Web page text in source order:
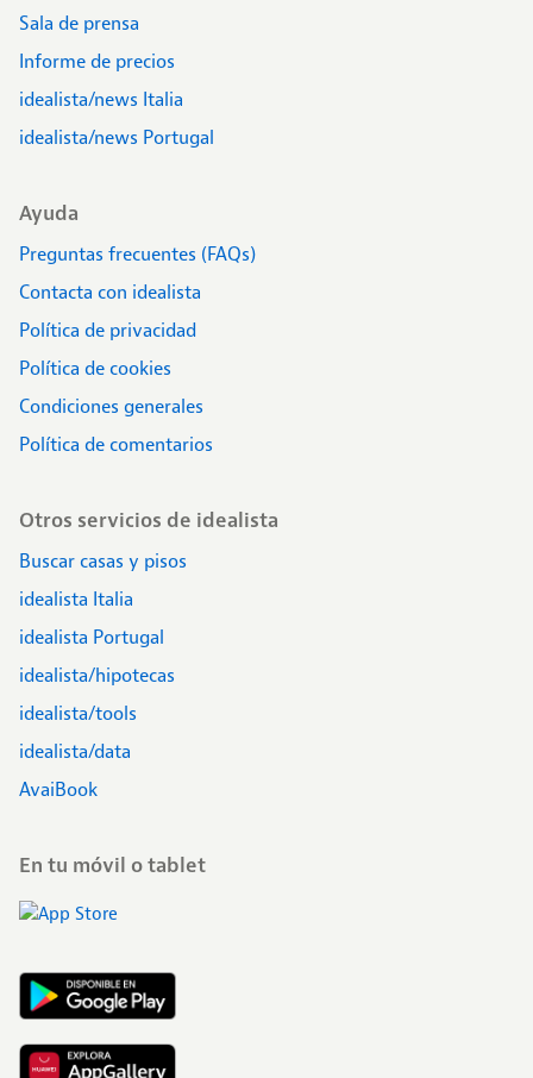
Sala de prensa
Informe de precios
idealista/news Italia
idealista/news Portugal
Ayuda
Preguntas frecuentes (FAQs)
Contacta con idealista
Política de privacidad
Política de cookies
Condiciones generales
Política de comentarios
Otros servicios de idealista
Buscar casas y pisos
idealista Italia
idealista Portugal
idealista/hipotecas
idealista/tools
idealista/data
AvaiBook
En tu móvil o tablet